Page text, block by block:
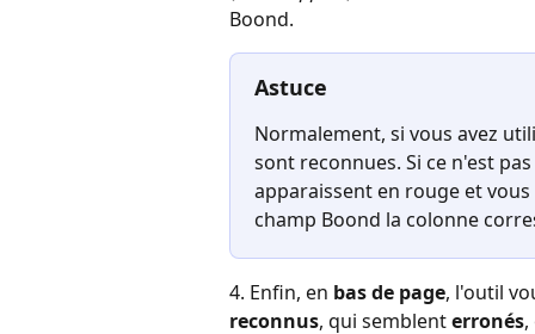
Boond.
Astuce
Normalement, si vous avez
sont reconnues. Si ce n'est
apparaissent en rouge et
champ Boond la colonne
4. Enfin, en bas de page, l'outil
reconnus, qui semblent erronés